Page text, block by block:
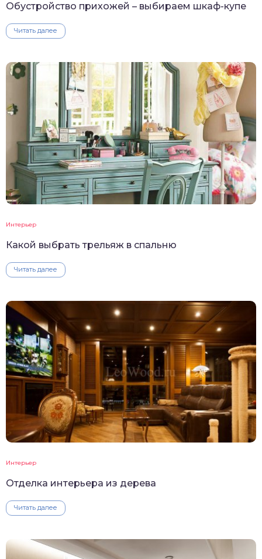
Обустройство прихожей – выбираем шкаф-купе
Читать далее
Интерьер
Какой выбрать трельяж в спальню
Читать далее
Интерьер
Отделка интерьера из дерева
Читать далее